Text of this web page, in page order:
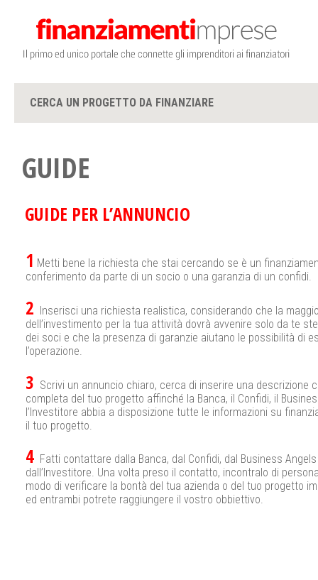
CERCA UN PROGETTO DA FINANZIARE
GUIDE
GUIDE PER L’ANNUNCIO
1 Metti bene la richiesta che stai cercando se è un
conferimento da parte di un socio o una garanzia di un confidi.
2 Inserisci una richiesta realistica, considerando che la
dell’investimento per la tua attività dovrà avvenire solo da te
dei soci e che la presenza di garanzie aiutano le possibilità di
l’operazione.
3 Scrivi un annuncio chiaro, cerca di inserire una descrizione
completa del tuo progetto affinché la Banca, il Confidi, il
l’Investitore abbia a disposizione tutte le informazioni su
il tuo progetto.
4 Fatti contattare dalla Banca, dal Confidi, dal Business
dall’Investitore. Una volta preso il contatto, incontralo di
modo di verificare la bontà del tua azienda o del tuo progetto
ed entrambi potrete raggiungere il vostro obbiettivo.